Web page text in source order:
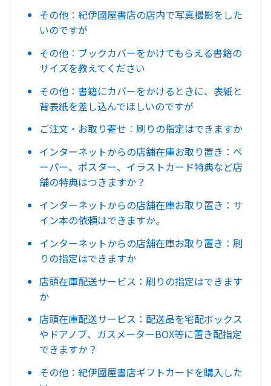
その他：紀伊國屋書店の店内で写真撮影をした
いのですが
その他：ブックカバーをかけてもらえる書籍の
サイズを教えてください
その他：書籍にカバーをかけるときに、表紙と
背表紙を差し込んでほしいのですが
ご注文・お取り寄せ：刷りの指定はできますか
インターネットからの店舗在庫お取り置き：ペ
ーパー、ポスター、イラストカード特典など店
舗の特典はつきますか？
インターネットからの店舗在庫お取り置き：サ
イン本の依頼はできますか。
インターネットからの店舗在庫お取り置き：刷
りの指定はできますか
店頭在庫配送サービス：刷りの指定はできます
か
店頭在庫配送サービス：配送品を宅配ボックス
やドアノブ、ガスメーターBOX等に置き配指定
できますか？
その他：紀伊國屋書店ギフトカードを購入した